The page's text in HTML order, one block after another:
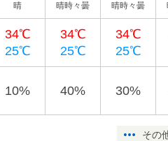
晴 晴時々曇 晴時々曇
34℃
25℃
34℃
25℃
34℃
25℃
10% 40% 30%
その